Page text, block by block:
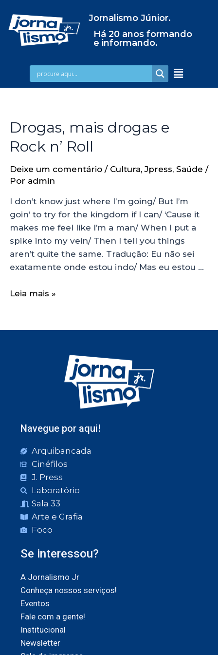
Jornalismo Júnior.
Há 20 anos formando
e informando.
Drogas, mais drogas e
Rock n’ Roll
Deixe um comentário / Cultura,Jpress, Saúde /
Por admin
I don’t know just where I’m going/ But I’m
goin’ to try for the kingdom if I can/ ‘Cause it
makes me feel like I’m a man/ When I put a
spike into my vein/ Then I tell you things
aren’t quite the same. Tradução: Eu não sei
exatamente onde estou indo/ Mas eu estou …
Leia mais »
Navegue por aqui!
Arquibancada
Cinéfilos
J. Press
Laboratório
Sala 33
Arte e Grafia
Foco
Se interessou?
A Jornalismo Jr
Conheça nossos serviços!
Eventos
Fale com a gente!
Institucional
Newsletter